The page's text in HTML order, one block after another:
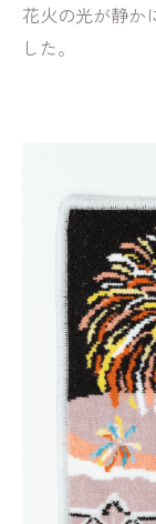
花火の光が静か
した。